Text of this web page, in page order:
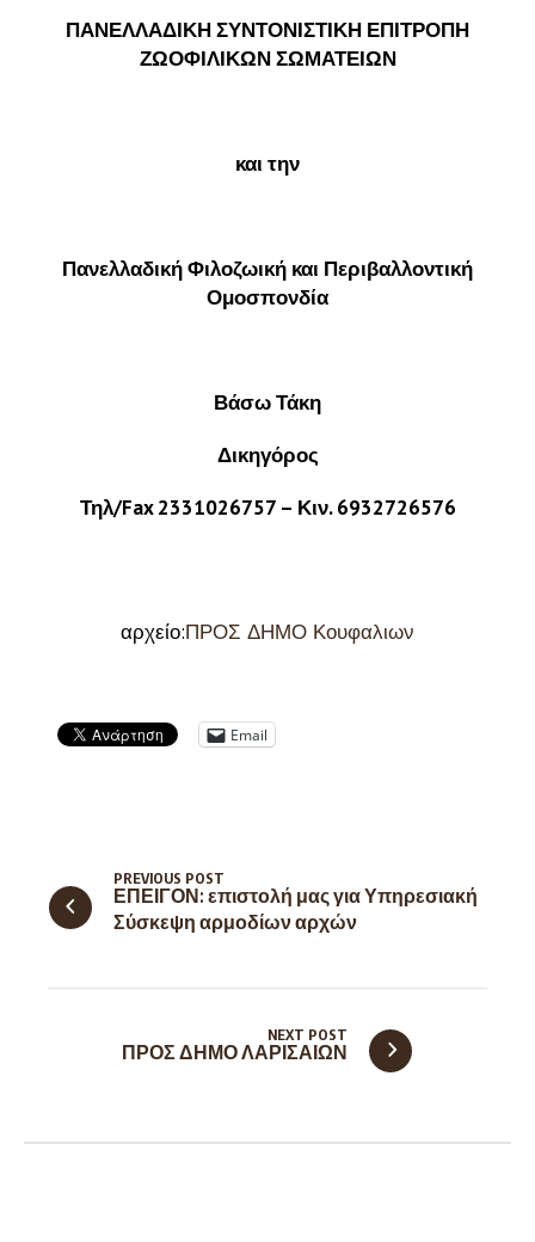
ΠΑΝΕΛΛΑΔΙΚΗ ΣΥΝΤΟΝΙΣΤΙΚΗ ΕΠΙΤΡΟΠΗ
ΖΩΟΦΙΛΙΚΩΝ ΣΩΜΑΤΕΙΩΝ
και την
Πανελλαδική Φιλοζωική και Περιβαλλοντική
Ομοσπονδία
Βάσω Τάκη
Δικηγόρος
Τηλ/Fax 2331026757 – Κιν. 6932726576
αρχείο:ΠΡΟΣ ΔΗΜΟ Κουφαλιων
Email
ΕΠΕΙΓΟΝ: επιστολή μας για Υπηρεσιακή
PREVIOUS POST
ΠΡΟΣ ΔΗΜΟ ΛΑΡΙΣΑΙΩΝ
NEXT POST